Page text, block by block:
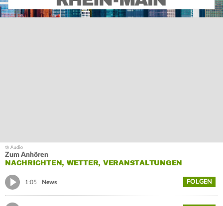
Zum Anhören
NACHRICHTEN, WETTER, VERANSTALTUNGEN
1:05 News FOLGEN